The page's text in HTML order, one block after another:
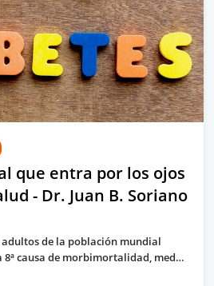
que entra por los ojos
- Dr. Juan B. Soriano
adultos de la población mundial
8ª causa de morbimortalidad, med…